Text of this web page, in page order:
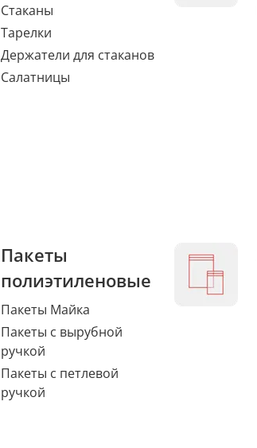
Стаканы
Тарелки
Держатели для стаканов
Салатницы
Пакеты
полиэтиленовые
Пакеты Майка
Пакеты с вырубной
ручкой
Пакеты с петлевой
ручкой